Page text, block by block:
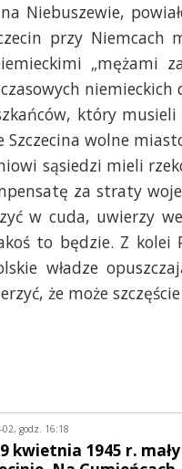
Niebuszewie,
przy Niemcach
„mężami
niemieckich
który
wolne
sąsiedzi mieli
za straty
w cuda, uwierzy
to będzie. Z kolei
władze
że może
02, godz. 16:18
kwietnia 1945 r.